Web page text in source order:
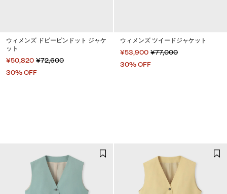
ウィメンズ ドビーピンドット ジャケ
ット
¥50,820 ¥72,600
30% OFF
ウィメンズ ツイードジャケット
¥53,900 ¥77,000
30% OFF